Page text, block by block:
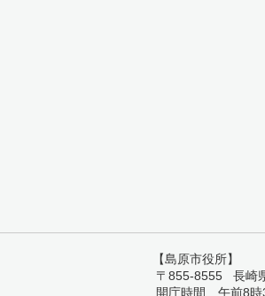
【島原市役所】
〒855-8555 長崎
開庁時間 午前8時